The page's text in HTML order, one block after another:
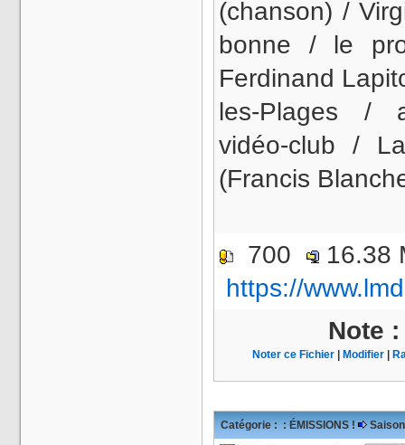
(chanson) /
bonne / le
Ferdinand
les-Plages /
vidéo-club /
(Francis
700
https://
Note
Noter ce Fichier Modifier
Catégorie : : ÉMISSIONS !